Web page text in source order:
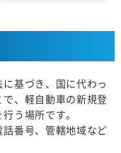
基づき、国に代わっ
、軽自動車の新規登
う場所です。
番号、管轄地域など